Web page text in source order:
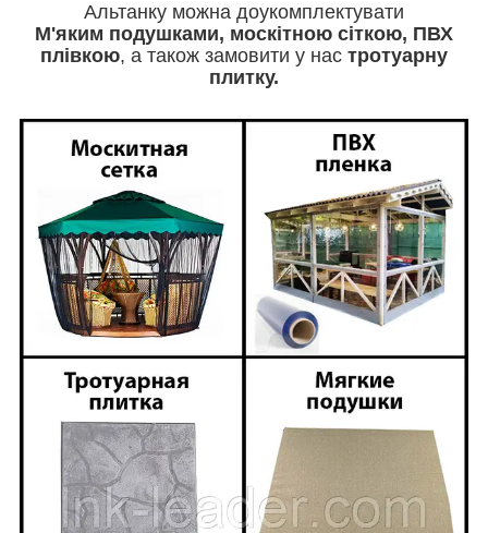
Альтанку можна доукомплектувати
М'яким подушками, москітною сіткою, ПВХ
плівкою, а також замовити у нас тротуарну
плитку.